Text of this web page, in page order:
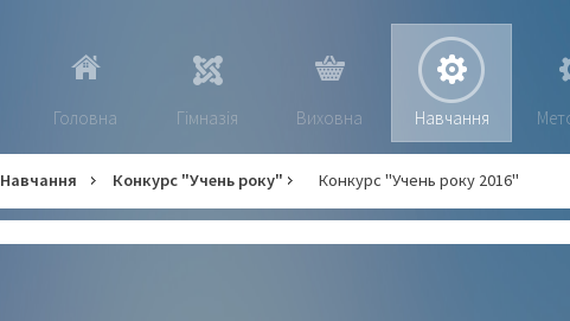
Головна Гімназія Виховна Навчання
Навчання Конкурс "Учень року" Конкурс "Учень року 2016"